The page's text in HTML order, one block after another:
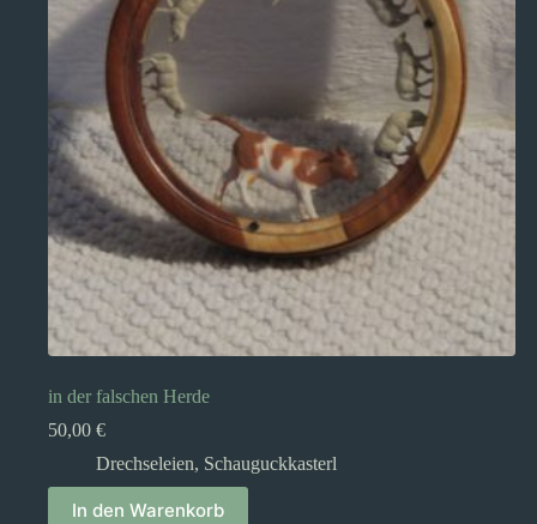
in der falschen Herde
50,00 €
Drechseleien, Schauguckkasterl
In den Warenkorb